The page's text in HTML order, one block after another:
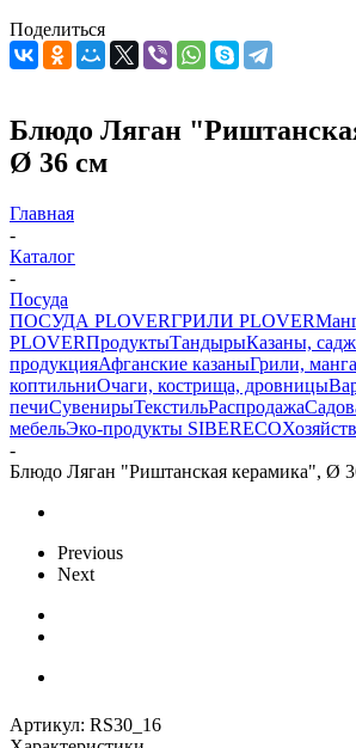
Поделиться
Блюдо Ляган
Ø 36 см
Главная
-
Каталог
-
Посуда
ПОСУДА PLOVERГРИЛИ PLOVER
PLOVERПродуктыТандырыКазаны,
продукцияАфганские казаныГрили,
коптильниОчаги, кострища, дровницы
печиСувенирыТекстильРаспродажа
мебельЭко-продукты SIBERECO
-
Блюдо Ляган "Риштанская керамика", Ø
Previous
Next
Артикул: RS30_16